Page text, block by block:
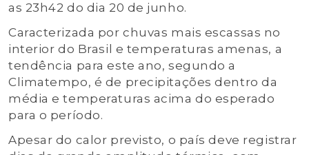
as 23h42 do dia 20 de junho.
Caracterizada por chuvas mais escassas no
interior do Brasil e temperaturas amenas, a
tendência para este ano, segundo a
Climatempo, é de precipitações dentro da
média e temperaturas acima do esperado
para o período.
Apesar do calor previsto, o país deve registrar